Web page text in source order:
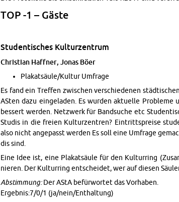
TOP -1 – Gäste
Stu­den­ti­sches Kul­tur­zen­trum
Chris­ti­an Haff­ner, Jonas Böer
Pla­kat­säu­le/Kul­tur Um­fra­ge
Es fand ein Tref­fen zwi­schen ver­schie­de­nen
ASten dazu ein­ge­la­den. Es wur­den ak­tu­el­le
bes­sert wer­den. Netz­werk für Band­su­che etc
Stu­dis in die frei­en Kul­tur­zen­tren? Ein­tritts­prei­se
also nicht an­ge­passt wer­den Es soll eine Um­fra­ge
dis sind.
Eine Idee ist, eine Pla­kat­säu­le für den Kul­tur­ring
nie­ren. Der Kul­tur­ring ent­schei­det, wer auf die­sen
Ab­stim­mung:Der AStA be­für­wor­tet das Vor­ha­ben.
Er­geb­nis:7/0/1 (ja/nein/Ent­hal­tung)